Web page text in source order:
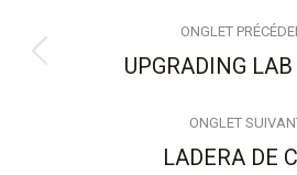
de
commentaire
ONGLET
Onglet
UPGRADING
ONGLET
Projets
LADERA DE